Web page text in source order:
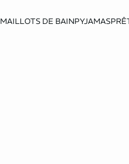
MAILLOTS DE BAINPYJAMAS